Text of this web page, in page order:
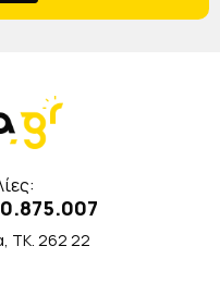
TK. 262 22